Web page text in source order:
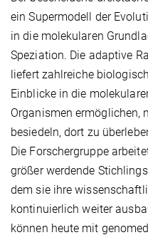
ein Supermodell der
in die molekularen
Speziation. Die adaptive
liefert zahlreiche
Einblicke in die
Organismen ermöglichen,
besiedeln, dort zu
Die Forschergruppe
größer werdende
dem sie ihre
kontinuierlich weiter
können heute mit